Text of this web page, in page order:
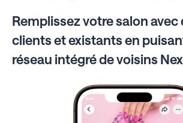
Remplissez votre salon avec
clients et existants en
réseau intégré de voisins